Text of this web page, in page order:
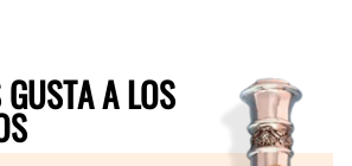
A LOS